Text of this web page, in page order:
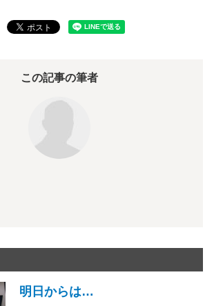
この記事の筆者
明日からは…